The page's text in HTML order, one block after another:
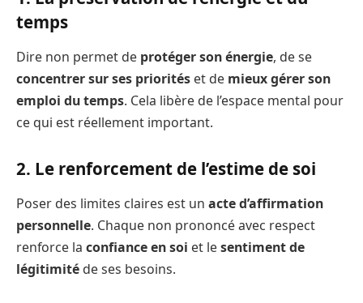
temps
Dire non permet de protéger son énergie, de se
concentrer sur ses priorités et de mieux gérer son
emploi du temps. Cela libère de l’espace mental pour
ce qui est réellement important.
2. Le renforcement de l’estime de soi
Poser des limites claires est un acte d’affirmation
personnelle. Chaque non prononcé avec respect
renforce la confiance en soi et lesentiment de
légitimité de ses besoins.